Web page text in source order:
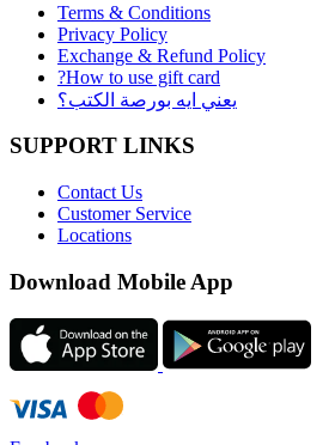
Terms & Conditions
Privacy Policy
Exchange & Refund Policy
?How to use gift card
يعني ايه بورصة الكتب؟
SUPPORT LINKS
Contact Us
Customer Service
Locations
Download Mobile App